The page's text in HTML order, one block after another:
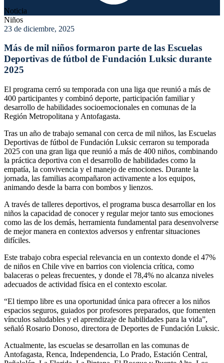
Noticia
Niños
23 de diciembre, 2025
Más de mil niños formaron parte de las Escuelas
Deportivas de fútbol de Fundación Luksic durante
2025
El programa cerró su temporada con una liga que reunió a más de
400 participantes y combinó deporte, participación familiar y
desarrollo de habilidades socioemocionales en comunas de la
Región Metropolitana y Antofagasta.
Tras un año de trabajo semanal con cerca de mil niños, las Escuelas
Deportivas de fútbol de Fundación Luksic cerraron su temporada
2025 con una gran liga que reunió a más de 400 niños, combinando
la práctica deportiva con el desarrollo de habilidades como la
empatía, la convivencia y el manejo de emociones. Durante la
jornada, las familias acompañaron activamente a los equipos,
animando desde la barra con bombos y lienzos.
A través de talleres deportivos, el programa busca desarrollar en los
niños la capacidad de conocer y regular mejor tanto sus emociones
como las de los demás, herramienta fundamental para desenvolverse
de mejor manera en contextos adversos y enfrentar situaciones
difíciles.
Este trabajo cobra especial relevancia en un contexto donde el 47%
de niños en Chile vive en barrios con violencia crítica, como
balaceras o peleas frecuentes, y donde el 78,4% no alcanza niveles
adecuados de actividad física en el contexto escolar.
“El tiempo libre es una oportunidad única para ofrecer a los niños
espacios seguros, guiados por profesores preparados, que fomenten
vínculos saludables y el aprendizaje de habilidades para la vida”,
señaló Rosario Donoso, directora de Deportes de Fundación Luksic.
Actualmente, las escuelas se desarrollan en las comunas de
Antofagasta, Renca, Independencia, Lo Prado, Estación Central,